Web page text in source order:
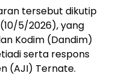
tersebut dikutip
5/2026), yang
Kodim (Dandim)
serta respons
(AJI) Ternate.